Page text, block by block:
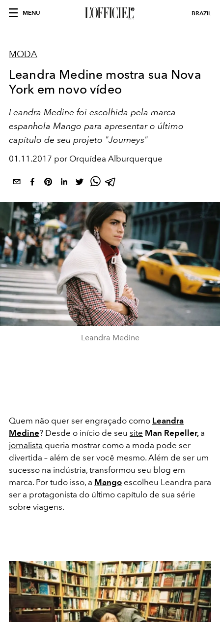
MENU BRAZIL
MODA
Leandra Medine mostra sua Nova
York em novo vídeo
Leandra Medine foi escolhida pela marca
espanhola Mango para apresentar o último
capítulo de seu projeto "Journeys"
01.11.2017 por Orquídea Alburquerque
Leandra Medine
Quem não quer ser engraçado como Leandra
Medine? Desde o início de seu site Man Repeller, a
jornalista queria mostrar como a moda pode ser
divertida – além de ser você mesmo. Além de ser um
sucesso na indústria, transformou seu blog em
marca. Por tudo isso, a Mango escolheu Leandra para
ser a protagonista do último capítulo de sua série
sobre viagens.